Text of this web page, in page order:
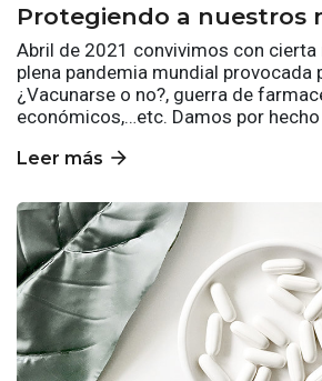
Protegiendo a nuestros
Abril de 2021 convivimos con cierta
plena pandemia mundial provocada
¿Vacunarse o no?, guerra de
económicos,…etc. Damos por hecho
Leer más arrow_forward